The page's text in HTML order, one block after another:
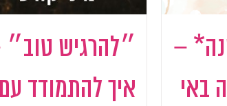
–
באי
״להרגיש
איך להתמודד